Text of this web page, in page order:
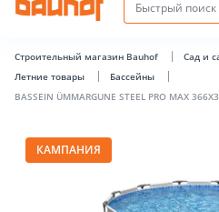
Строительный магазин Bauhof
Сад и
Летние товары
Бассейны
BASSEIN ÜMMARGUNE STEEL PRO MAX
КАМПАНИЯ